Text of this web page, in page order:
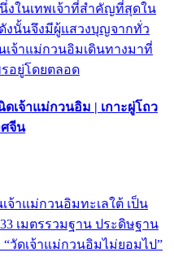
งในเทพเจ้าที่สำคัญที่สุดใน
นั้นจึงมีผู้แสวงบุญจากทั่ว
เจ้าแม่กวนอิมเดินทางมาที่
อยู่โดยตลอด
เจ้าแม่กวนอิม | เกาะผู่โถว
จีน
าแม่กวนอิมทะเลใต้ เป็น
เมตรรวมฐาน ประดิษฐาน
วัดเจ้าแม่กวนอิมไม่ยอมไป”